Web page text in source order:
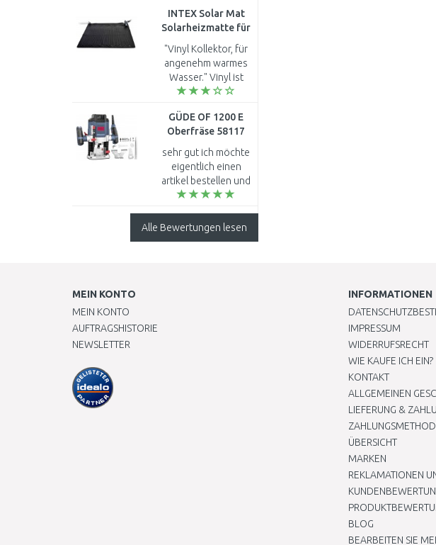
letzte starke Hagel
beschädigt, und so ..
INTEX Solar Mat
Solarheizmatte für
Pools 28685
"Vinyl Kollektor, für
angenehm warmes
Wasser." Vinyl ist
NICHT für direkte
geeignet. Wer würde
eine alte Schallp..
GÜDE OF 1200 E
Oberfräse 58117
sehr gut ich möchte
eigentlich einen
artikel bestellen und
nichts bewerten..
Alle Bewertungen lesen
MEIN KONTO
MEIN KONTO
AUFTRAGSHISTORIE
NEWSLETTER
INFORMATIONEN
IMPRESSUM
WIDERRUFSRECHT
WIE KAUFE ICH EIN?
KONTAKT
ALLGEMEINEN
LIEFERUNG &
ÜBERSICHT
MARKEN
REKLAMATIONEN
BLOG
BEARBEITEN SIE